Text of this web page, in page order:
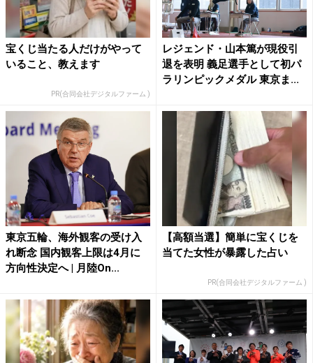
宝くじ当たる人だけがやって
いること、教えます
PR(合同会社デジタルファーム )
レジェンド・山本篤が現役引
退を表明 義足選手として初パ
ラリンピックメダル 東京ま...
東京五輪、海外観客の受け入
れ断念 国内観客上限は4月に
方向性決定へ | 月陸On...
【高額当選】簡単に宝くじを
当てた女性が暴露した占い
PR(合同会社デジタルファーム )